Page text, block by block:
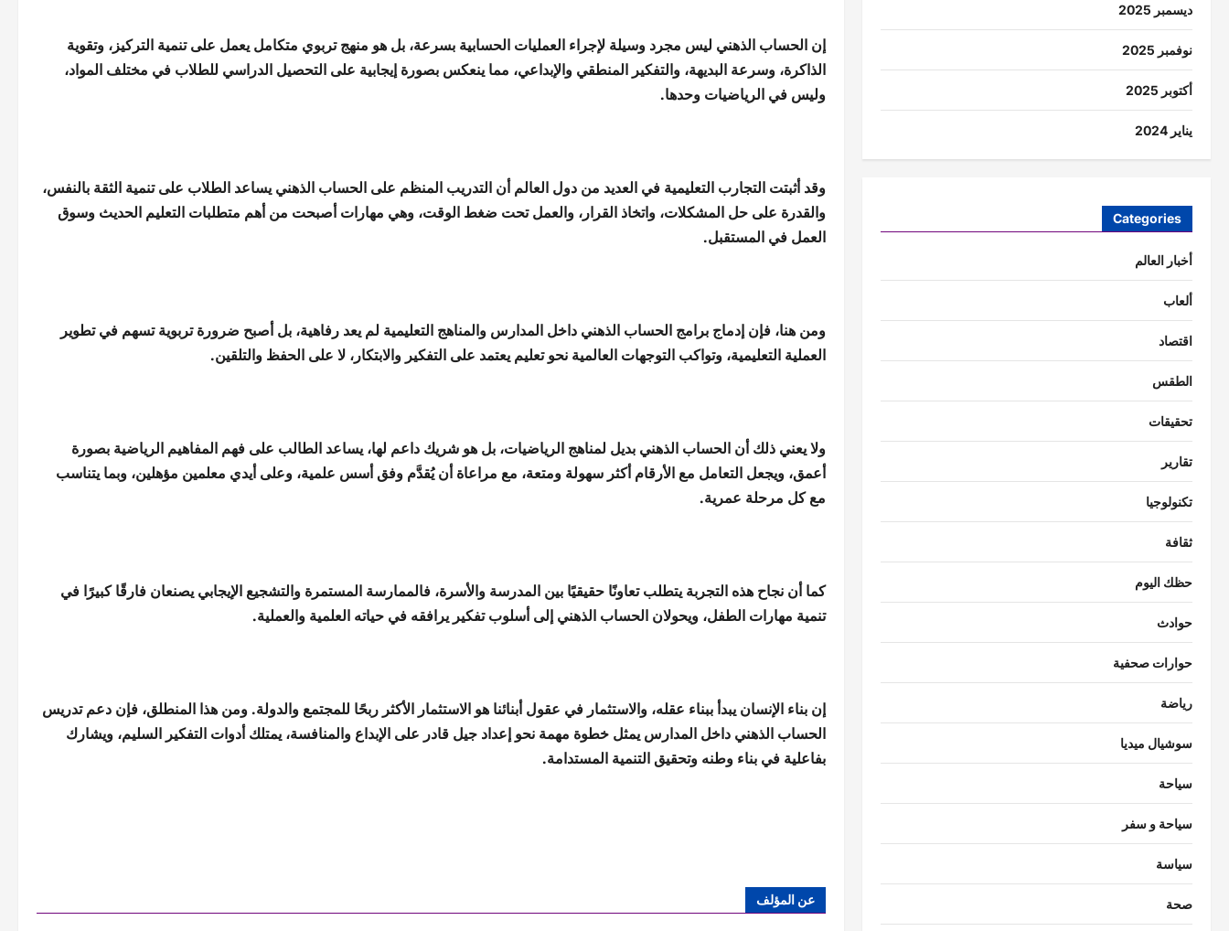
إن الحساب الذهني ليس مجرد وسيلة لإجراء العمليات الحسابية بسرعة، بل هو منهج تربوي متكامل يعمل على تنمية التركيز، وتقوية
الذاكرة، وسرعة البديهة، والتفكير المنطقي والإبداعي، مما ينعكس بصورة إيجابية على التحصيل الدراسي للطلاب في مختلف المواد،
وليس في الرياضيات وحدها.
وقد أثبتت التجارب التعليمية في العديد من دول العالم أن التدريب المنظم على الحساب الذهني يساعد الطلاب على تنمية الثقة بالنفس،
والقدرة على حل المشكلات، واتخاذ القرار، والعمل تحت ضغط الوقت، وهي مهارات أصبحت من أهم متطلبات التعليم الحديث وسوق
العمل في المستقبل.
ومن هنا، فإن إدماج برامج الحساب الذهني داخل المدارس والمناهج التعليمية لم يعد رفاهية، بل أصبح ضرورة تربوية تسهم في تطوير
العملية التعليمية، وتواكب التوجهات العالمية نحو تعليم يعتمد على التفكير والابتكار، لا على الحفظ والتلقين.
ولا يعني ذلك أن الحساب الذهني بديل لمناهج الرياضيات، بل هو شريك داعم لها، يساعد الطالب على فهم المفاهيم الرياضية بصورة
أعمق، ويجعل التعامل مع الأرقام أكثر سهولة ومتعة، مع مراعاة أن يُقدَّم وفق أسس علمية، وعلى أيدي معلمين مؤهلين، وبما يتناسب
مع كل مرحلة عمرية.
كما أن نجاح هذه التجربة يتطلب تعاونًا حقيقيًا بين المدرسة والأسرة، فالممارسة المستمرة والتشجيع الإيجابي يصنعان فارقًا كبيرًا في
تنمية مهارات الطفل، ويحولان الحساب الذهني إلى أسلوب تفكير يرافقه في حياته العلمية والعملية.
إن بناء الإنسان يبدأ ببناء عقله، والاستثمار في عقول أبنائنا هو الاستثمار الأكثر ربحًا للمجتمع والدولة. ومن هذا المنطلق، فإن دعم تدريس
الحساب الذهني داخل المدارس يمثل خطوة مهمة نحو إعداد جيل قادر على الإبداع والمنافسة، يمتلك أدوات التفكير السليم، ويشارك
بفاعلية في بناء وطنه وتحقيق التنمية المستدامة.
عن المؤلف
ديسمبر 2025
نوفمبر 2025
أكتوبر 2025
يناير 2024
Categories
أخبار العالم
ألعاب
اقتصاد
الطقس
تحقيقات
تقارير
تكنولوجيا
ثقافة
حظك اليوم
حوادث
حوارات صحفية
رياضة
سوشيال ميديا
سياحة
سياحة و سفر
سياسة
صحة